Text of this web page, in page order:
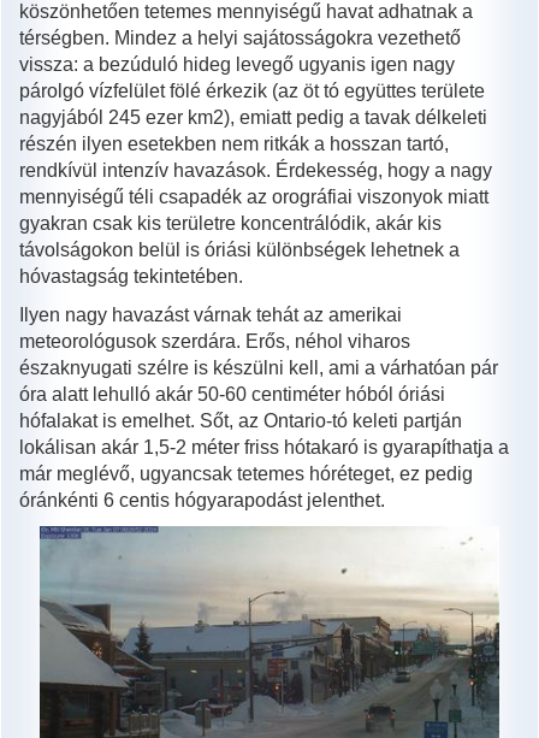
köszönhetően tetemes mennyiségű havat adhatnak a
térségben. Mindez a helyi sajátosságokra vezethető
vissza: a bezúduló hideg levegő ugyanis igen nagy
párolgó vízfelület fölé érkezik (az öt tó együttes területe
nagyjából 245 ezer km2), emiatt pedig a tavak délkeleti
részén ilyen esetekben nem ritkák a hosszan tartó,
rendkívül intenzív havazások. Érdekesség, hogy a nagy
mennyiségű téli csapadék az orográfiai viszonyok miatt
gyakran csak kis területre koncentrálódik, akár kis
távolságokon belül is óriási különbségek lehetnek a
hóvastagság tekintetében.
Ilyen nagy havazást várnak tehát az amerikai
meteorológusok szerdára. Erős, néhol viharos
északnyugati szélre is készülni kell, ami a várhatóan pár
óra alatt lehulló akár 50-60 centiméter hóból óriási
hófalakat is emelhet. Sőt, az Ontario-tó keleti partján
lokálisan akár 1,5-2 méter friss hótakaró is gyarapíthatja a
már meglévő, ugyancsak tetemes hóréteget, ez pedig
óránkénti 6 centis hógyarapodást jelenthet.